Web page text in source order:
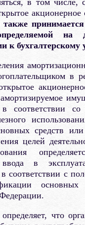
на
к бухгалтерскому
в
соответствии
средств
целей
в
соответствии с
основных
что